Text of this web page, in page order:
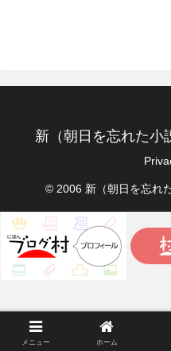
新（朝日を忘れた小
© 2006 新（朝日を忘れ
メニュー ホーム